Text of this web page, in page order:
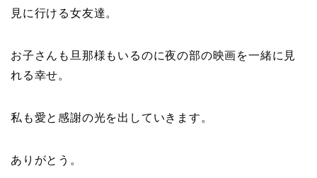
見に行ける女友達。
お子さんも旦那様もいるのに夜の部の映画を一緒に見
れる幸せ。
私も愛と感謝の光を出していきます。
ありがとう。